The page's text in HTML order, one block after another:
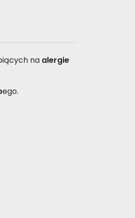
na alergie
ego.